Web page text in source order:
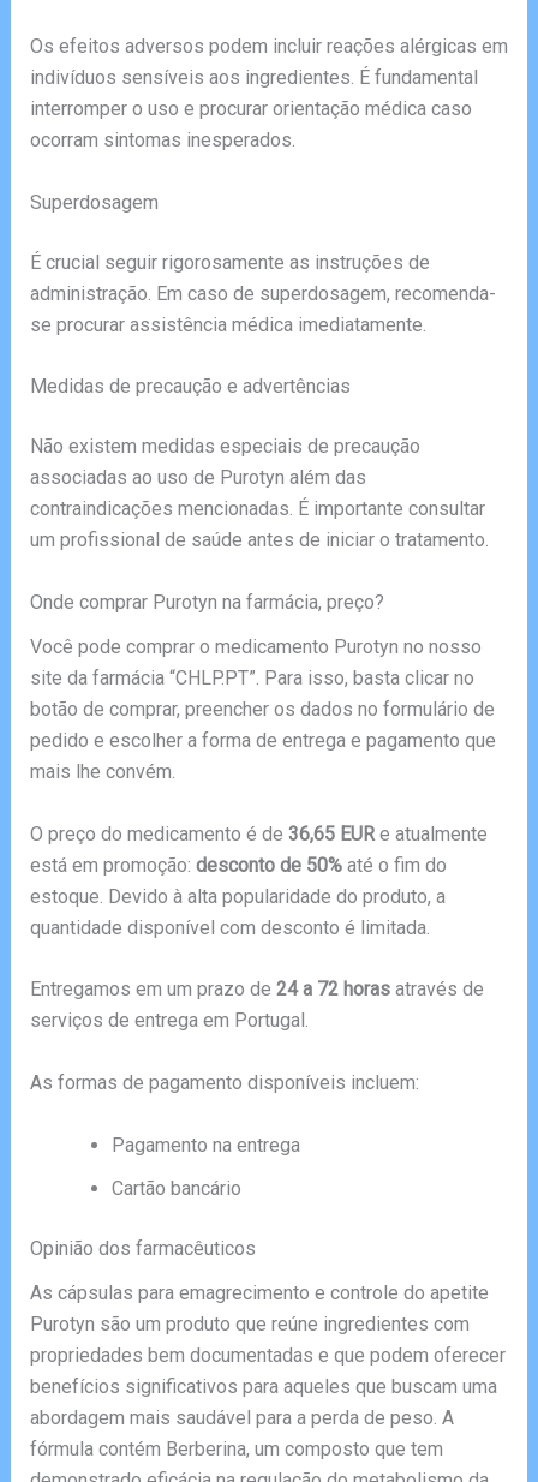
Os efeitos adversos podem incluir reações alérgicas em
indivíduos sensíveis aos ingredientes. É fundamental
interromper o uso e procurar orientação médica caso
ocorram sintomas inesperados.
Superdosagem
É crucial seguir rigorosamente as instruções de
administração. Em caso de superdosagem, recomenda-
se procurar assistência médica imediatamente.
Medidas de precaução e advertências
Não existem medidas especiais de precaução
associadas ao uso de Purotyn além das
contraindicações mencionadas. É importante consultar
um profissional de saúde antes de iniciar o tratamento.
Onde comprar Purotyn na farmácia, preço?
Você pode comprar o medicamento Purotyn no nosso
site da farmácia “CHLP.PT”. Para isso, basta clicar no
botão de comprar, preencher os dados no formulário de
pedido e escolher a forma de entrega e pagamento que
mais lhe convém.
O preço do medicamento é de 36,65 EURe atualmente
está em promoção: desconto de 50%até o fim do
estoque. Devido à alta popularidade do produto, a
quantidade disponível com desconto é limitada.
Entregamos em um prazo de 24 a 72 horasatravés de
serviços de entrega em Portugal.
As formas de pagamento disponíveis incluem:
Pagamento na entrega
Cartão bancário
Opinião dos farmacêuticos
As cápsulas para emagrecimento e controle do apetite
Purotyn são um produto que reúne ingredientes com
propriedades bem documentadas e que podem oferecer
benefícios significativos para aqueles que buscam uma
abordagem mais saudável para a perda de peso. A
fórmula contém Berberina, um composto que tem